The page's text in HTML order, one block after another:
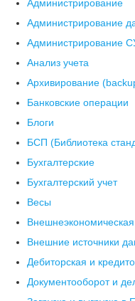
Администрирование
Администрирование
Администрирование
Анализ учета
Архивирование
Банковские операции
Блоги
БСП (Библиотека
Бухгалтерские
Бухгалтерский учет
Весы
Внешние источники
Дебиторская и
Документооборот и